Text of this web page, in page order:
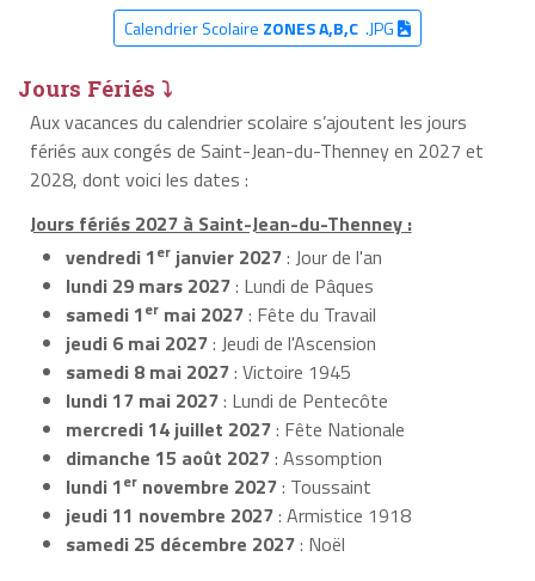
Calendrier Scolaire ZONES A,B,C.JPG
Jours Fériés ⤵
Aux vacances du calendrier scolaire s’ajoutent les jours
fériés aux congés de Saint-Jean-du-Thenney en 2027 et
2028, dont voici les dates :
Jours fériés 2027 à Saint-Jean-du-Thenney :
vendredi 1er janvier 2027: Jour de l'an
lundi 29 mars 2027: Lundi de Pâques
samedi 1er mai 2027: Fête du Travail
jeudi 6 mai 2027: Jeudi de l'Ascension
samedi 8 mai 2027: Victoire 1945
lundi 17 mai 2027: Lundi de Pentecôte
mercredi 14 juillet 2027: Fête Nationale
dimanche 15 août 2027: Assomption
lundi 1er novembre 2027: Toussaint
jeudi 11 novembre 2027: Armistice 1918
samedi 25 décembre 2027: Noël